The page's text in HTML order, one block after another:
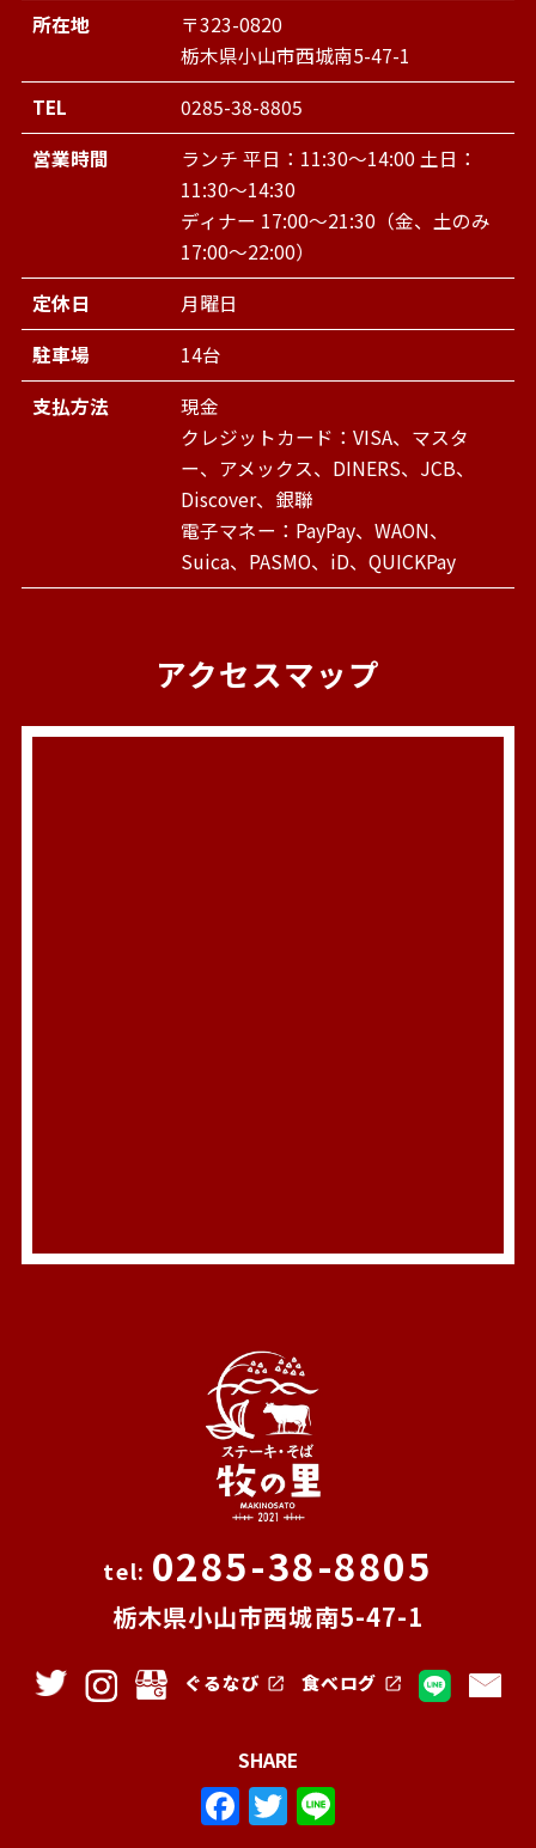
所在地
〒323-0820
栃木県小山市西城南5-47-1
TEL
0285-38-8805
営業時間
ランチ 平日：11:30～14:00 土日：
11:30～14:30
ディナー 17:00～21:30（金、土のみ
17:00～22:00）
定休日
月曜日
駐車場
14台
支払方法
現金
クレジットカード：VISA、マスタ
ー、アメックス、DINERS、JCB、
Discover、銀聯
電子マネー：PayPay、WAON、
Suica、PASMO、iD、QUICKPay
アクセスマップ
0285-38-8805
栃木県小山市西城南5-47-1
ぐるなび 食べログ
SHARE
F T